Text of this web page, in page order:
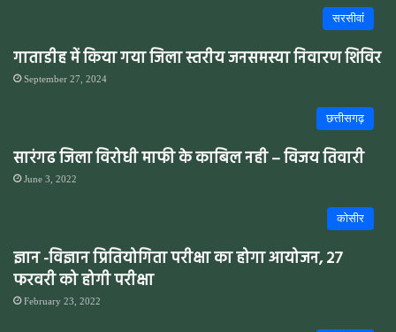
सरसीवांं
गाताडीह में किया गया जिला स्तरीय जनसमस्या निवारण शिविर
September 27, 2024
छत्तीसगढ़
सारंगढ जिला विरोधी माफी के काबिल नही – विजय तिवारी
June 3, 2022
कोसीर
ज्ञान -विज्ञान प्रितियोगिता परीक्षा का होगा आयोजन, 27
फरवरी को होगी परीक्षा
February 23, 2022